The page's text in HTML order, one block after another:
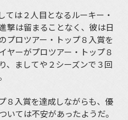
は２人目となるルーキー・
撃は留まることなく、彼は日
プロツアー・トップ８入賞を
ヤーがプロツアー・トップ８
、ましてや２シーズンで３回
８入賞を達成しながらも、優
いては不安があったようだ。